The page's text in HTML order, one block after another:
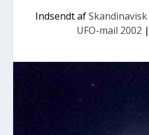
Indsendt af
UFO-mail 2002 |